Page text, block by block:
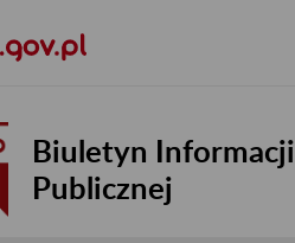
Biuletyn Informacji
Publicznej